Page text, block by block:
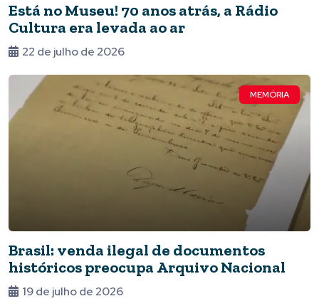
Está no Museu! 70 anos atrás, a Rádio
Cultura era levada ao ar
22 de julho de 2026
MEMÓRIA
Brasil: venda ilegal de documentos
históricos preocupa Arquivo Nacional
19 de julho de 2026